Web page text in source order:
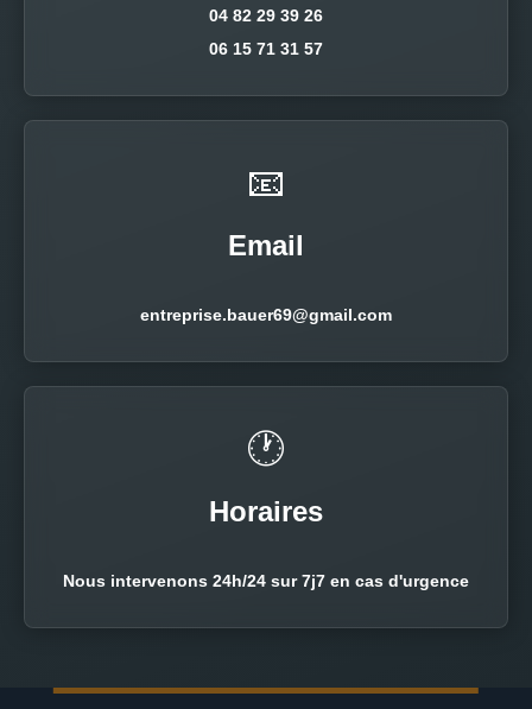
04 82 29 39 26
06 15 71 31 57
📧
Email
entreprise.bauer69@gmail.com
🕐
Horaires
Nous intervenons 24h/24 sur 7j7 en cas d'urgence